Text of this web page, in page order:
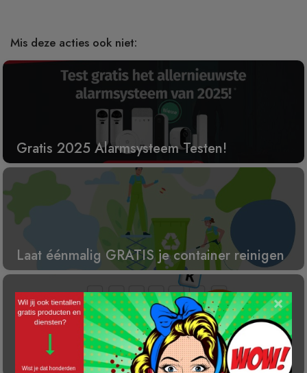
Mis deze acties ook niet:
Gratis 2025 Alarmsysteem Testen!
Laat éénmalig GRATIS je container reinigen
Gratis Princess elektrische kachel t.w.v. €
100
×